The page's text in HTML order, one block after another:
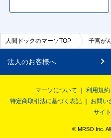
人間ドックのマーソTOP 子宮が
法人のお客様へ
マーソについて 利用規約
特定商取引法に基づく表記
お問い
サイ
© MRSO Inc.